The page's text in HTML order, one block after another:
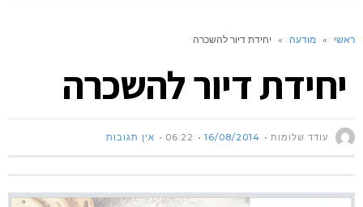
ראשי » מודעה » יחידת דיור להשכרה
יחידת דיור להשכרה
עודד שלומות 16/08/2014
06:22 אין תגובות